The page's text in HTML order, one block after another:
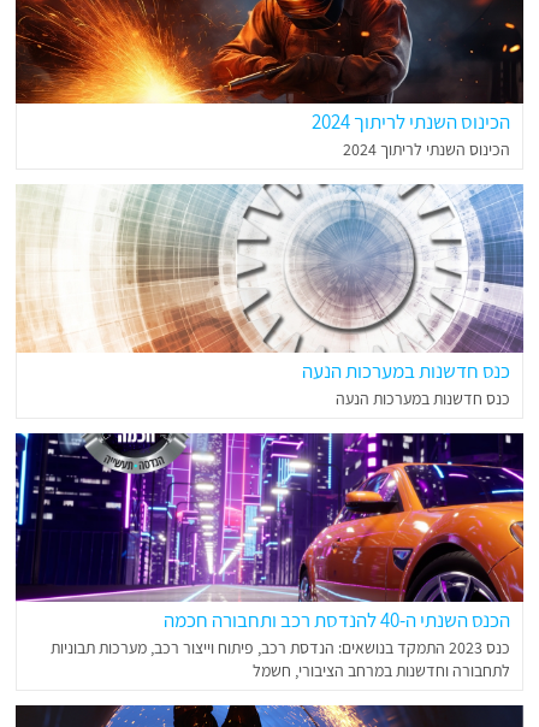
הכינוס השנתי לריתוך 2024
הכינוס השנתי לריתוך 2024
כנס חדשנות במערכות הנעה
כנס חדשנות במערכות הנעה
הכנס השנתי ה-40 להנדסת רכב ותחבורה חכמה
כנס 2023 התמקד בנושאים: הנדסת רכב, פיתוח וייצור רכב, מערכות תבוניות
לתחבורה וחדשנות במרחב הציבורי, חשמל